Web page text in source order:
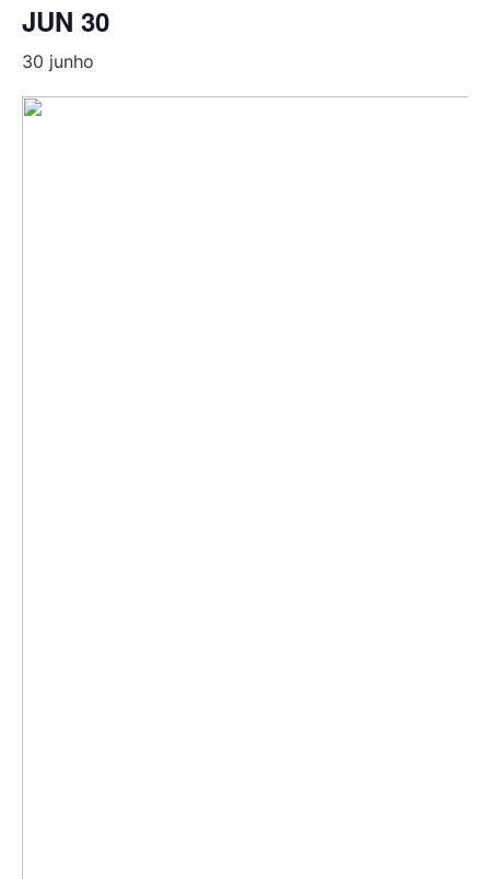
JUN 30
30 junho